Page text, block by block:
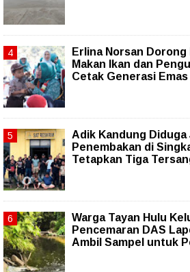
Erlina Norsan Dorong
Makan Ikan dan
Cetak Generasi
Adik Kandung Diduga
Penembakan di
Tetapkan Tiga
Warga Tayan Hulu
Pencemaran DAS
Ambil Sampel untuk